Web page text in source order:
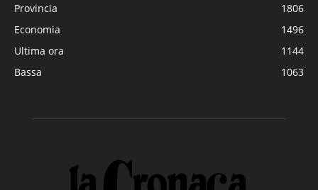
Provincia
1806
Economia
1496
Ultima ora
1144
Bassa
1063